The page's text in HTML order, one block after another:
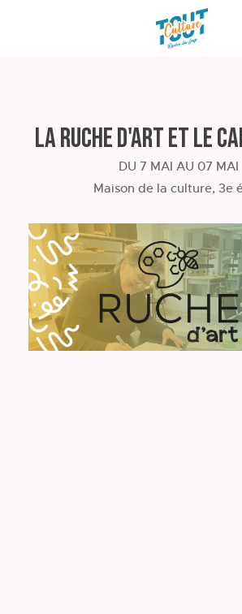
La Ruche d'art et le
DU 7 MAI AU 07 MAI
Maison de la culture, 3e